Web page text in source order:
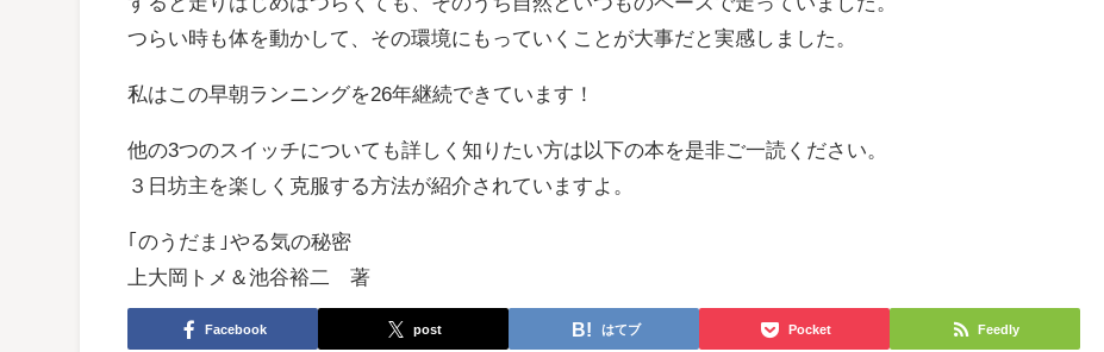
つらい時も体を動かして、その環境にもっていくことが大事だと実感しました。
私はこの早朝ランニングを26年継続できています！
他の3つのスイッチについても詳しく知りたい方は以下の本を是非ご一読ください。
３日坊主を楽しく克服する方法が紹介されていますよ。
｢のうだま｣やる気の秘密
上大岡トメ＆池谷裕二 著
Facebook post はてブ Pocket Feedly